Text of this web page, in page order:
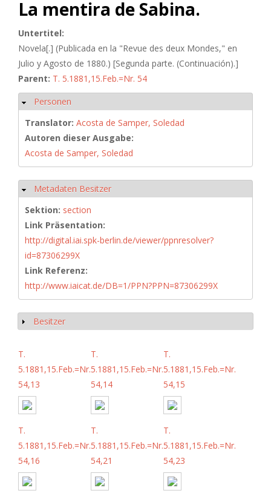
La mentira de Sabina.
Untertitel:
Novela[.] (Publicada en la "Revue des deux Mondes," en
Julio y Agosto de 1880.) [Segunda parte. (Continuación).]
Parent: T. 5.1881,15.Feb.=Nr. 54
Ausblenden
Personen
Translator: Acosta de Samper, Soledad
Autoren dieser Ausgabe:
Acosta de Samper, Soledad
Ausblenden
Metadaten Besitzer
Sektion: section
Link Präsentation:
http://digital.iai.spk-berlin.de/viewer/ppnresolver?
id=87306299X
Link Referenz:
http://www.iaicat.de/DB=1/PPN?PPN=87306299X
Anzeigen
Besitzer
T.
5.1881,15.Feb.=Nr.
54,13
T.
5.1881,15.Feb.=Nr.
54,14
T.
5.1881,15.Feb.=Nr.
54,15
T.
5.1881,15.Feb.=Nr.
54,16
T.
5.1881,15.Feb.=Nr.
54,21
T.
5.1881,15.Feb.=Nr.
54,23